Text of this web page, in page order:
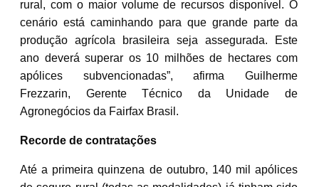
rural, com o maior volume de recursos disponível. O
cenário está caminhando para que grande parte da
produção agrícola brasileira seja assegurada. Este
ano deverá superar os 10 milhões de hectares com
apólices subvencionadas”, afirma Guilherme
Frezzarin, Gerente Técnico da Unidade de
Agronegócios da Fairfax Brasil.
Recorde de contratações
Até a primeira quinzena de outubro, 140 mil apólices